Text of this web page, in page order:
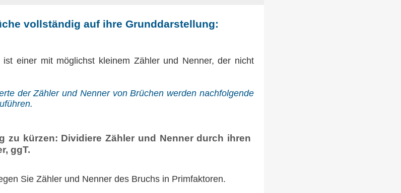
vollständig auf ihre Grunddarstellung:
einer mit möglichst kleinem Zähler und Nenner, der nicht
der Zähler und Nenner von Brüchen werden nachfolgende
zu kürzen: Dividiere Zähler und Nenner durch ihren
ggT.
Sie Zähler und Nenner des Bruchs in Primfaktoren.